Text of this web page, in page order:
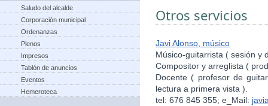
Saludo del alcalde
Corporación municipal
Ordenanzas
Plenos
Impresos
Tablón de anuncios
Eventos
Hemeroteca
Otros servicios
Javi Alonso, músico
Músico-guitarrista ( sesión y
Compositor y arreglista (
Docente ( profesor de
lectura a primera vista ).
tel: 676 845 355; e_Mail: